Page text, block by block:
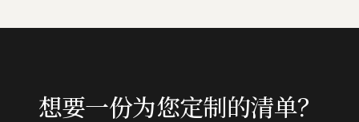
想要一份为您定制的清单？